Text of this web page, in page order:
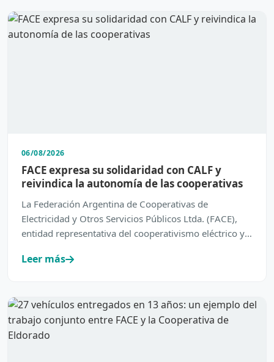
06/08/2026
FACE expresa su solidaridad con CALF y
reivindica la autonomía de las cooperativas
La Federación Argentina de Cooperativas de
Electricidad y Otros Servicios Públicos Ltda. (FACE),
entidad representativa del cooperativismo eléctrico y
Leer más